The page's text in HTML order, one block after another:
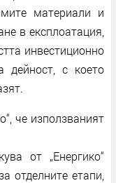
материали и
в експлоатация,
инвестиционно
дейност, с което
че използваният
от „Енергико“
отделните етапи,